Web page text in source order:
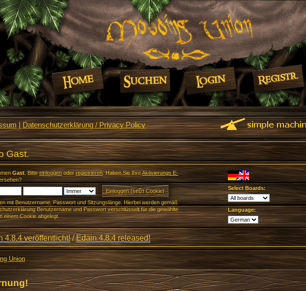
|Datenschutzerklärung / Privacy Policy
Gast.
Gast. Bitte einloggenoderregistrieren. Haben Sie IhreAktivierungs E-
mit Benutzername, Passwort und Sitzungslänge. Hierbei werden gemäß
Benutzername und Passwort verschlüsselt für die gewählte
einem Cookie abgelegt.
Select Boards:
Language:
4.8.4 veröffentlicht!/Edain 4.8.4 released!
Union